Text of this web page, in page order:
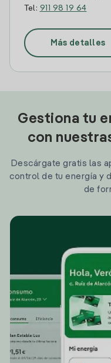
Tel: 911 98 19 64
Más detalles
Gestiona tu
con
Descárgate gratis las
control de tu energía y
de